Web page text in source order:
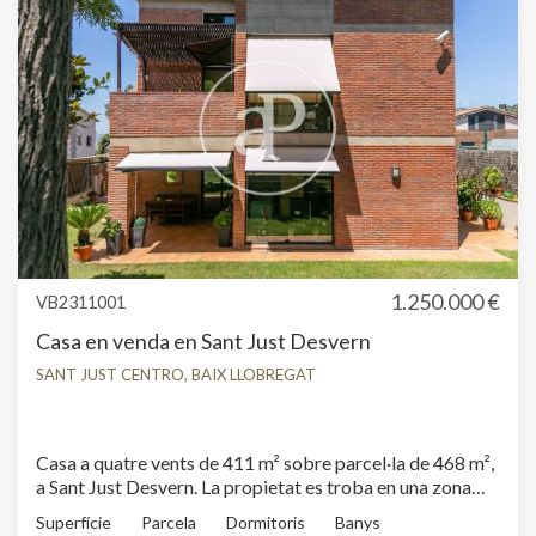
conservant detalls de l'estructura original de la finca, així
com sostres alts i volta, bigues de ferro i parets d'obra
vista. Pis de disseny ubicat en finca amb servei de
consergeria.
VB2311001
1.250.000 €
Casa en venda en Sant Just Desvern
SANT JUST CENTRO, BAIX LLOBREGAT
Casa a quatre vents de 411 m² sobre parcel·la de 468 m²,
a Sant Just Desvern. La propietat es troba en una zona
Superfície Parcela Dormitoris Banys